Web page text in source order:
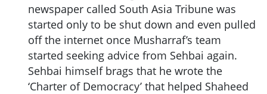
newspaper called South Asia Tribune was
started only to be shut down and even pulled
off the internet once Musharraf’s team
started seeking advice from Sehbai again.
Sehbai himself brags that he wrote the
‘Charter of Democracy’ that helped Shaheed